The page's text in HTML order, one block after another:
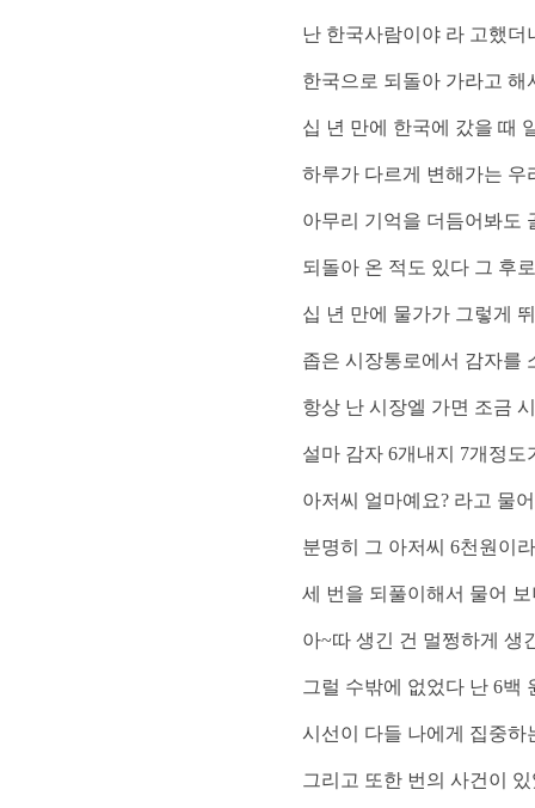
난 한국사람이야 라 고했
한국으로 되돌아 가라고 해
십 년 만에 한국에 갔을 때
하루가 다르게 변해가는 우
아무리 기억을 더듬어봐도
되돌아 온 적도 있다 그 후
십 년 만에 물가가 그렇게
좁은 시장통로에서 감자를
항상 난 시장엘 가면 조금
설마 감자 6개내지 7개정도
아저씨 얼마예요? 라고 물
분명히 그 아저씨 6천원이
세 번을 되풀이해서 물어
아~따 생긴 건 멀쩡하게 생
그럴 수밖에 없었다 난 6백
시선이 다들 나에게 집중
그리고 또한 번의 사건이